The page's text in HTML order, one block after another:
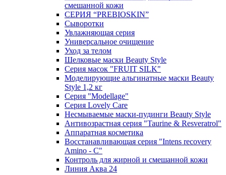
смешанной кожи
СЕРИЯ “PREBIOSKIN”
Сыворотки
Увлажняющая серия
Универсальное очищение
Уход за телом
Шелковые маски Beauty Style
Серия масок "FRUIT SILK"
Моделирующие альгинатные маски Beauty
Style 1,2 кг
Серия "Modellage"
Cерия Lovely Care
Несмываемые маски-пудинги Beauty Style
Антивозрастная серия "Taurine & Resveratrol"
Аппаратная косметика
Восстанавливающая серия "Intens recovery
Amino - C"
Контроль для жирной и смешанной кожи
Линия Аква 24